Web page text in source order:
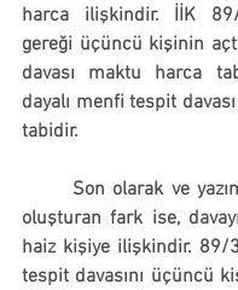
harca ilişkindir. İİK
gereği üçüncü kişinin
davası maktu harca
dayalı menfi tespit
tabidir.
oluşturan fark ise,
haiz kişiye ilişkindir. 89/
tespit davasını üçüncü